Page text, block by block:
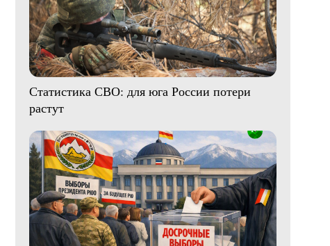
Статистика СВО: для юга России потери
растут